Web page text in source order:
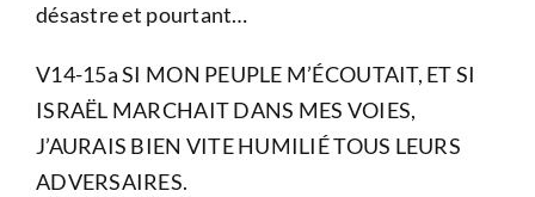
désastre et pourtant…
V14-15a SI MON PEUPLE M’ÉCOUTAIT, ET SI
ISRAËL MARCHAIT DANS MES VOIES,
J’AURAIS BIEN VITE HUMILIÉ TOUS LEURS
ADVERSAIRES.